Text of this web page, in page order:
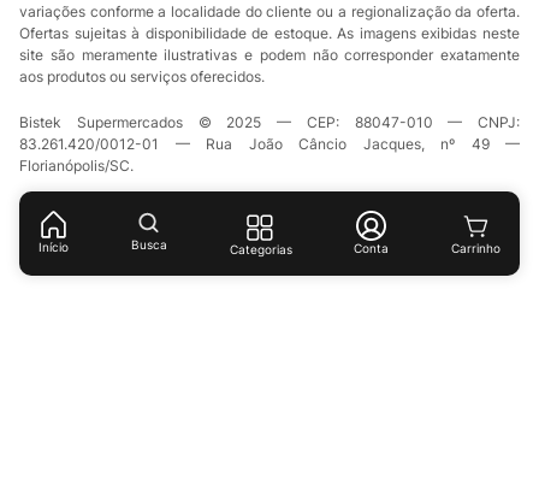
Início Busca Categorias Conta
variações conforme a localidade do cliente ou a regionalização da oferta.
Ofertas sujeitas à disponibilidade de estoque. As imagens exibidas neste
site são meramente ilustrativas e podem não corresponder exatamente
aos produtos ou serviços oferecidos.
Bistek Supermercados © 2025 — CEP: 88047-010 — CNPJ:
83.261.420/0012-01 — Rua João Câncio Jacques, nº 49 —
Florianópolis/SC.